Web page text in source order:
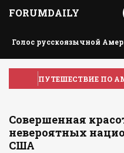
FORUMDAILY
Голос русскоязычной
ПУТЕШЕСТВИЕ ПО
Совершенная
невероятных
США